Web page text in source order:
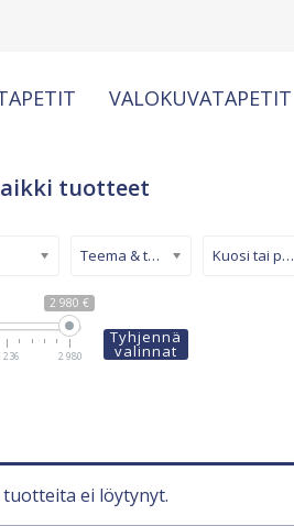
VALOKUVATAPETIT
tuotteet
2 980 €
236 2 980
Teema & tyyli Kuosi tai pinta
Tyhjennä
valinnat
ei löytynyt.